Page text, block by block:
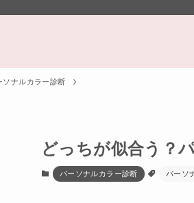
ソナルカラー診断
どっちが似合う？
パーソナルカラー診断 パーソ